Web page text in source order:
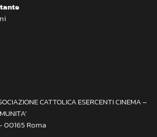
CATTOLICA ESERCENTI CINEMA –
00165 Roma